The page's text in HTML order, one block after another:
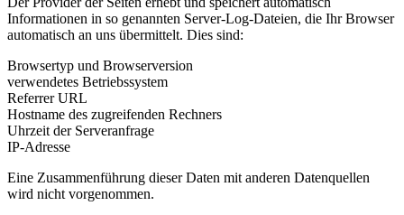
Informationen in so genannten Server-Log-Dateien, die Ihr Browser
automatisch an uns übermittelt. Dies sind:
Browsertyp und Browserversion
verwendetes Betriebssystem
Referrer URL
Hostname des zugreifenden Rechners
Uhrzeit der Serveranfrage
IP-Adresse
Eine Zusammenführung dieser Daten mit anderen Datenquellen
wird nicht vorgenommen.